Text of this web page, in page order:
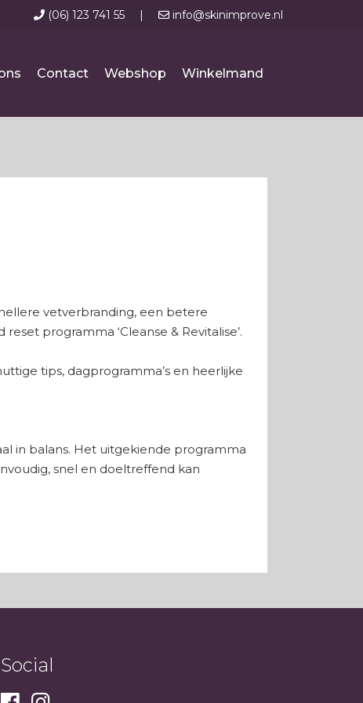
(06) 123 741 55 | info@skinimprove.nl
Contact Webshop Winkelmand
vetverbranding, een betere
programma ‘Cleanse & Revitalise’.
tips, dagprogramma’s en heerlijke
in balans. Het uitgekiende programma
snel en doeltreffend kan
Social